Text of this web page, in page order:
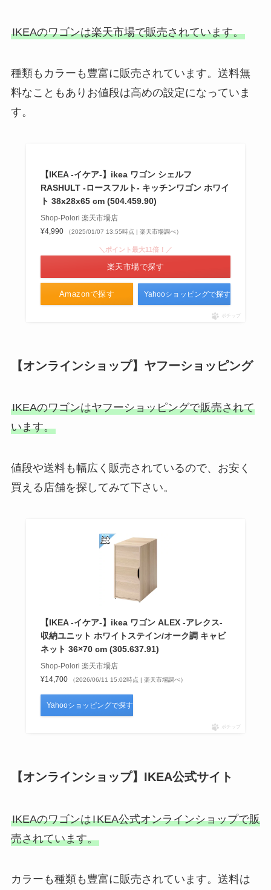
IKEAのワゴンは楽天市場で販売されています。
種類もカラーも豊富に販売されています。送料無
料なこともありお値段は高めの設定になっていま
す。
【IKEA -イケア-】ikea ワゴン シェルフ
RASHULT -ロースフルト- キッチンワゴン ホワイ
ト 38x28x65 cm (504.459.90)
Shop-Polori 楽天市場店
¥4,990
（2025/01/07 13:55時点 | 楽天市場調べ）
Amazonで探す
＼ポイント最大11倍！／
楽天市場で探す
Yahooショッピングで探す
ポチップ
【オンラインショップ】ヤフーショッピング
IKEAのワゴンはヤフーショッピングで販売されて
います。
値段や送料も幅広く販売されているので、お安く
買える店舗を探してみて下さい。
【IKEA -イケア-】ikea ワゴン ALEX -アレクス-
収納ユニット ホワイトステイン/オーク調 キャビ
ネット 36×70 cm (305.637.91)
Shop-Polori 楽天市場店
¥14,700
（2026/06/11 15:02時点 | 楽天市場調べ）
Yahooショッピングで探す
ポチップ
【オンラインショップ】 IKEA公式サイト
IKEAのワゴンはIKEA公式オンラインショップで販
売されています。
カラーも種類も豊富に販売されています。送料は